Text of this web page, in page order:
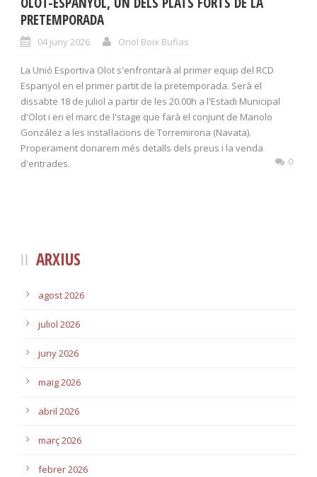
PRETEMPORADA
04 juny 2026 Oriol Boix Bufias
La Unió Esportiva Olot s'enfrontarà al primer equip del RCD
Espanyol en el primer partit de la pretemporada. Serà el
dissabte 18 de juliol a partir de les 20.00h a l'Estadi Municipal
d'Olot i en el marc de l'stage que farà el conjunt de Manolo
González a les instal·lacions de Torremirona (Navata).
Properament donarem més detalls dels preus i la venda
d'entrades.
0
ARXIUS
agost 2026
juliol 2026
juny 2026
maig 2026
abril 2026
març 2026
febrer 2026